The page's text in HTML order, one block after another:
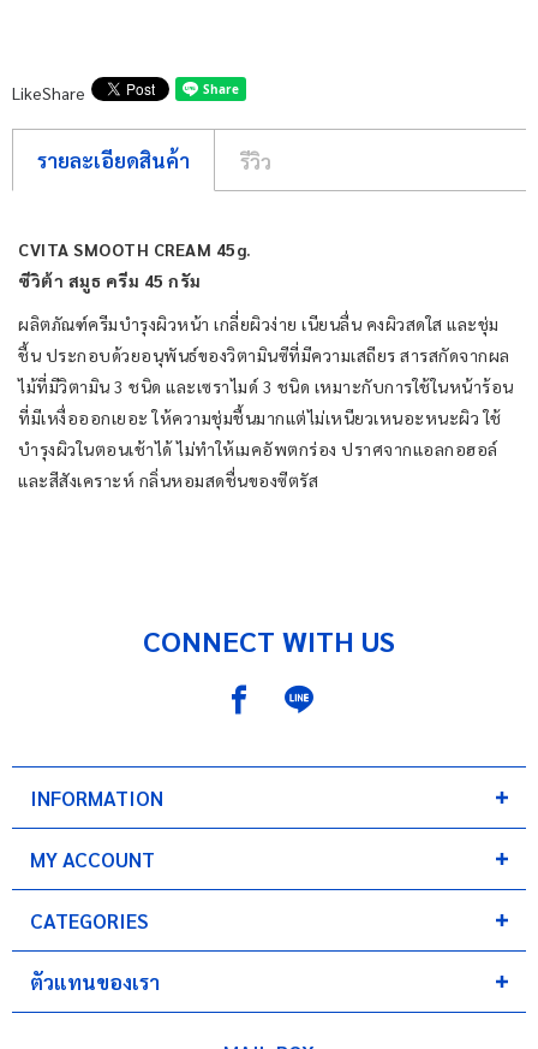
LikeShare
รายละเอียดสินค้า รีวิว
CVITA SMOOTH CREAM 45g.
ซีวิต้า สมูธ ครีม 45 กรัม
ผลิตภัณฑ์ครีมบำรุงผิวหน้า เกลี่ยผิวง่าย เนียนลื่น คงผิวสดใส และชุ่ม
ชื้น ประกอบด้วยอนุพันธ์ของวิตามินซีที่มีความเสถียร สารสกัดจากผล
ไม้ที่มีวิตามิน 3 ชนิด และเซราไมด์ 3 ชนิด เหมาะกับการใช้ในหน้าร้อน
ที่มีเหงื่อออกเยอะ ให้ความชุ่มชื้นมากแต่ไม่เหนียวเหนอะหนะผิว ใช้
บำรุงผิวในตอนเช้าได้ ไม่ทำให้เมคอัพตกร่อง ปราศจากแอลกอฮอล์
และสีสังเคราะห์ กลิ่นหอมสดชื่นของซีตรัส
CONNECT WITH US
INFORMATION
MY ACCOUNT
CATEGORIES
ตัวแทนของเรา